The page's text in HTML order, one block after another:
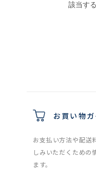
該当す
お買い物ガ
お支払い方法や配送
しみいただくための
ます。